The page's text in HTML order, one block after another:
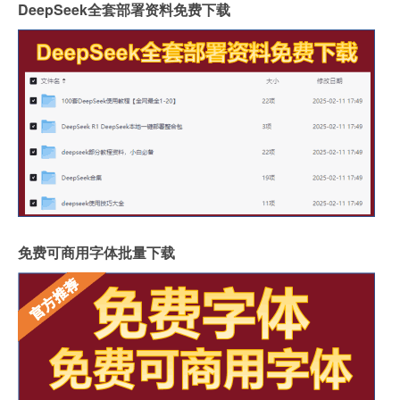
DeepSeek全套部署资料免费下载
免费可商用字体批量下载